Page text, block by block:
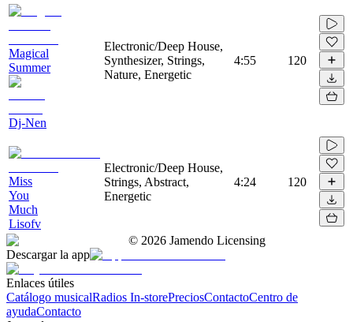
Magical
Summer
Dj-Nen
Electronic/Deep House,
Synthesizer, Strings,
Nature, Energetic
4:55 120
Miss
You
Much
Lisofv
Electronic/Deep House,
Strings, Abstract,
Energetic
4:24 120
© 2026 Jamendo Licensing
Descargar la app
Enlaces útiles
Catálogo musicalRadios In-storePreciosContactoCentro de
ayudaContacto